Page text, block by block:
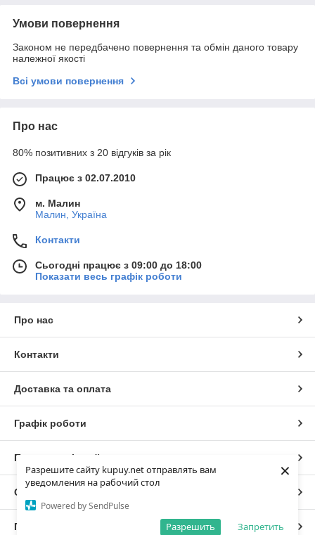
Разрешите сайту kupuy.net отправлять вам
уведомления на рабочий стол
Powered by SendPulse
Запретить
Разрешить
×
Умови повернення
Законом не передбачено повернення та обмін даного товару
належної якості
Всі умови повернення
Про нас
80% позитивних з 20 відгуків за рік
Працює з 02.07.2010
м. Малин
Малин, Україна
Контакти
Сьогодні працює з 09:00 до 18:00
Показати весь графік роботи
Про нас
Контакти
Доставка та оплата
Графік роботи
Повна версія сайту
Сайт створено на маркетплейсі
Політика конфіденційності